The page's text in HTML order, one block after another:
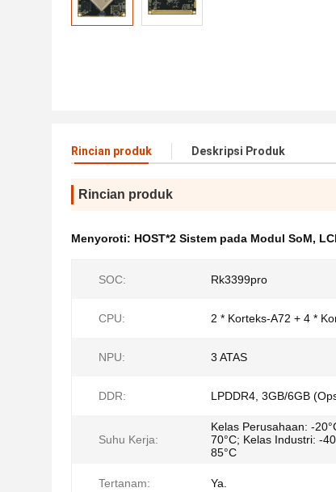
Rincian produk Deskripsi Produk
Rincian produk
Menyoroti: HOST*2 Sistem pada Modul SoM,
SOC: Rk3399pro
CPU: 2 * Korteks-A72 + 4 *
NPU: 3 ATAS
DDR: LPDDR4, 3GB/6GB
Suhu Kerja:
Kelas Perusahaan: -
70°C; Kelas Industri: -
85°C
Tertanam: Ya.